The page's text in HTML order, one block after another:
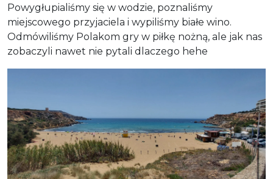
Powygłupialiśmy się w wodzie, poznaliśmy
miejscowego przyjaciela i wypiliśmy białe wino.
Odmówiliśmy Polakom gry w piłkę nożną, ale jak nas
zobaczyli nawet nie pytali dlaczego hehe